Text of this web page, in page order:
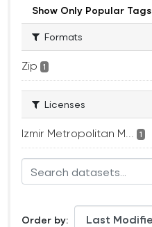
Show Only Popular Tags
Formats
Zip 1
Licenses
Izmir Metropolitan M... 1
Order by